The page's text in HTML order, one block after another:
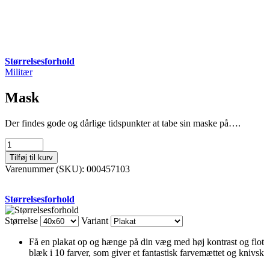
Størrelsesforhold
Militær
Mask
Der findes gode og dårlige tidspunkter at tabe sin maske på….
Mask
antal
Tilføj til kurv
Varenummer (SKU): 000457103
Størrelsesforhold
Størrelse Variant
Få en plakat op og hænge på din væg med høj kontrast og
blæk i 10 farver, som giver et fantastisk farvemættet og